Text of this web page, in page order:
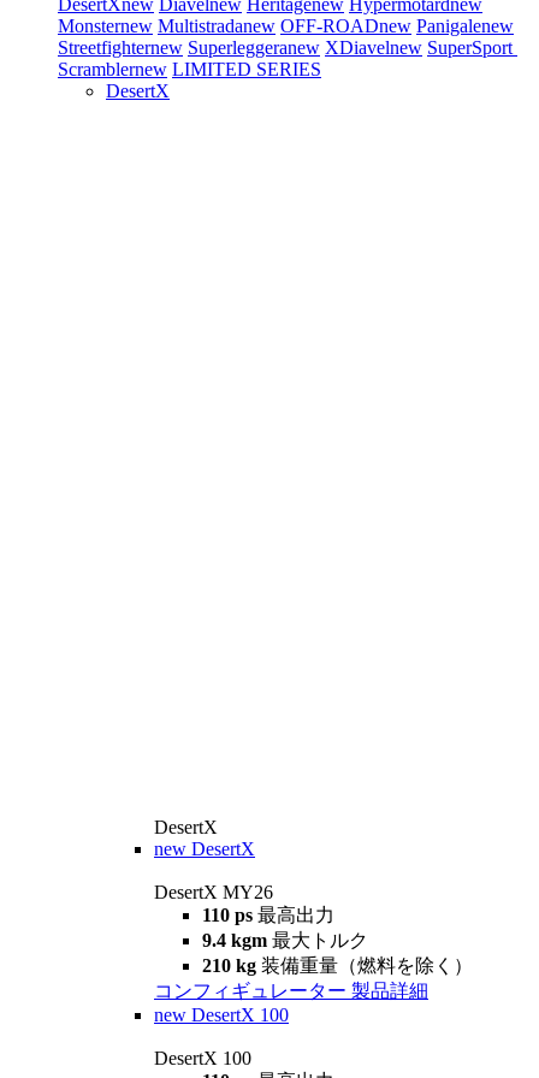
DesertXnew Diavelnew Heritagenew Hypermotardnew
Monsternew Multistradanew OFF-ROADnew Panigalenew
Streetfighternew Superleggeranew XDiavelnew SuperSport
Scramblernew LIMITED SERIES
DesertX
DesertX
new DesertX
DesertX MY26
110 ps 最高出力
9.4 kgm 最大トルク
210 kg 装備重量（燃料を除く）
コンフィギュレーター 製品詳細
new DesertX 100
DesertX 100